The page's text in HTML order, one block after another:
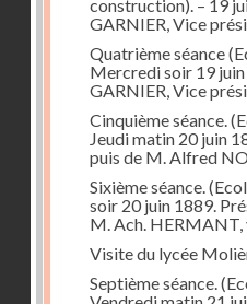
construction). – 19
GARNIER, Vice
Quatrième séance
Mercredi soir 19 juin
GARNIER, Vice
Cinquième séance.
Jeudi matin 20 juin
puis de M. Alfred
Sixième séance.
soir 20 juin 1889.
M. Ach.
Visite du lycée
Septième séance.